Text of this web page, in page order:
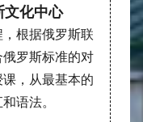
文化中心
根据俄罗斯联
罗斯标准的对
，从最基本的
语法。